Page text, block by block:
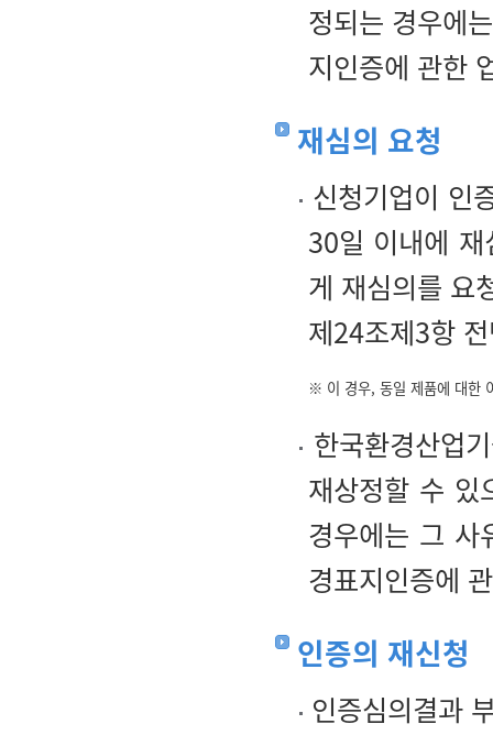
정되는 경우에
지인증에 관한
재심의 요청
신청기업이 인
30일 이내에 재
게 재심의를 요
제24조제3항
※ 이 경우, 동일 제품에 대한
한국환경산업
재상정할 수 있
경우에는 그 사
경표지인증에
인증의 재신청
인증심의결과